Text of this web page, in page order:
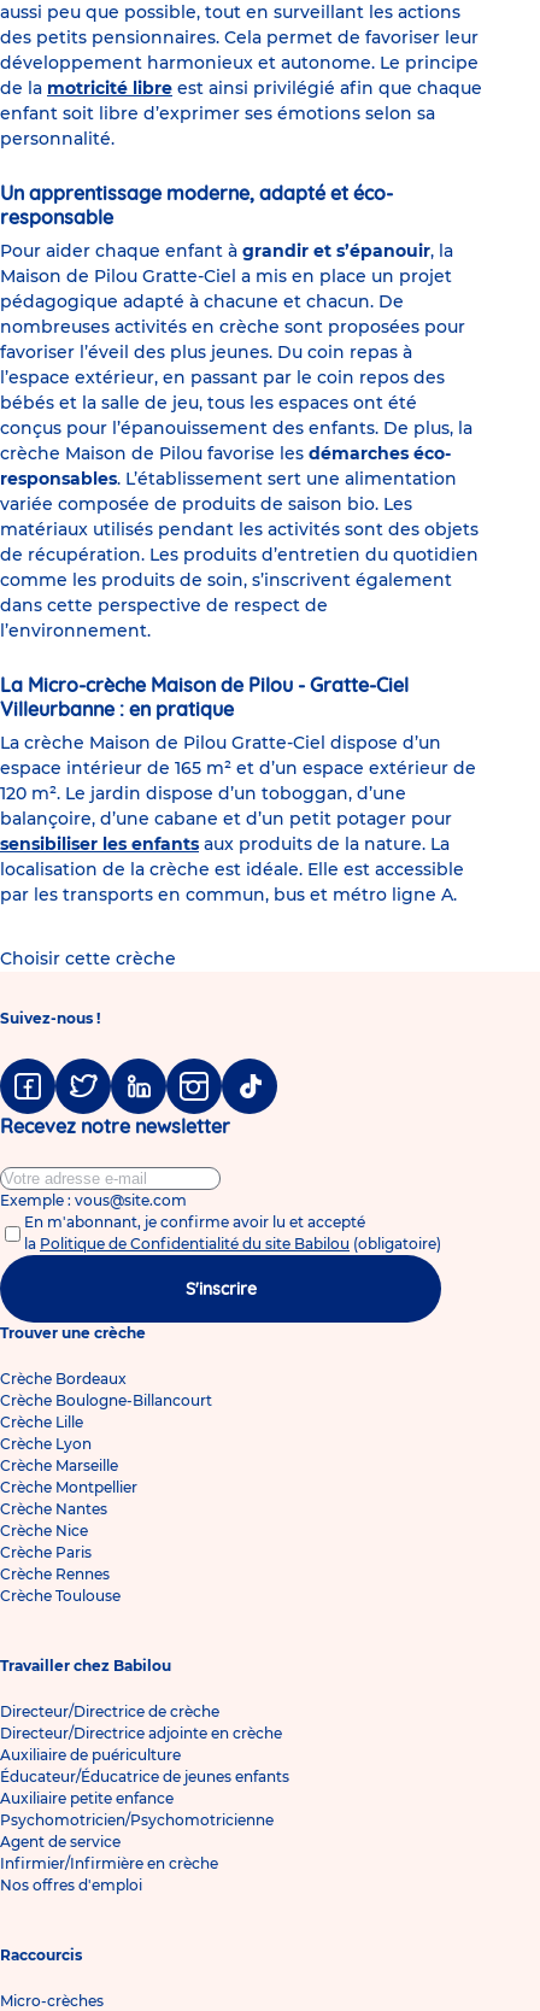
aussi peu que possible, tout en surveillant les actions
des petits pensionnaires. Cela permet de favoriser leur
développement harmonieux et autonome. Le principe
de la motricité libre est ainsi privilégié afin que chaque
enfant soit libre d’exprimer ses émotions selon sa
personnalité.
Un apprentissage moderne, adapté et éco-
responsable
Pour aider chaque enfant à grandir et s’épanouir, la
Maison de Pilou Gratte-Ciel a mis en place un projet
pédagogique adapté à chacune et chacun. De
nombreuses activités en crèche sont proposées pour
favoriser l’éveil des plus jeunes. Du coin repas à
l’espace extérieur, en passant par le coin repos des
bébés et la salle de jeu, tous les espaces ont été
conçus pour l’épanouissement des enfants. De plus, la
crèche Maison de Pilou favorise les démarches éco-
responsables. L’établissement sert une alimentation
variée composée de produits de saison bio. Les
matériaux utilisés pendant les activités sont des objets
de récupération. Les produits d’entretien du quotidien
comme les produits de soin, s’inscrivent également
dans cette perspective de respect de
l’environnement.
La Micro-crèche Maison de Pilou - Gratte-Ciel
Villeurbanne : en pratique
La crèche Maison de Pilou Gratte-Ciel dispose d’un
espace intérieur de 165 m² et d’un espace extérieur de
120 m². Le jardin dispose d’un toboggan, d’une
balançoire, d’une cabane et d’un petit potager pour
sensibiliser les enfants aux produits de la nature. La
localisation de la crèche est idéale. Elle est accessible
par les transports en commun, bus et métro ligne A.
Choisir cette crèche
Suivez-nous !
FacebookTwitter LinkedinInstagramTiktok
Recevez notre newsletter
Exemple : vous@site.com
En m'abonnant, je confirme avoir lu et accepté
la Politique de Confidentialité du site Babilou (obligatoire)
S'inscrire
Trouver une crèche
Crèche Bordeaux
Crèche Boulogne-Billancourt
Crèche Lille
Crèche Lyon
Crèche Marseille
Crèche Montpellier
Crèche Nantes
Crèche Nice
Crèche Paris
Crèche Rennes
Crèche Toulouse
Travailler chez Babilou
Directeur/Directrice de crèche
Directeur/Directrice adjointe en crèche
Auxiliaire de puériculture
Éducateur/Éducatrice de jeunes enfants
Auxiliaire petite enfance
Psychomotricien/Psychomotricienne
Agent de service
Infirmier/Infirmière en crèche
Nos offres d'emploi
Raccourcis
Micro-crèches